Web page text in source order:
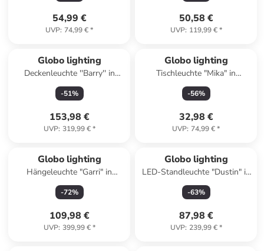
54,99 €
UVP: 74,99 €*
50,58 €
UVP: 119,99 €*
Globo lighting
Deckenleuchte ''Barry'' in
Braun/ Schwarz - (B)74 x
(H)18 x (T)32,5 cm
-51%
153,98 €
UVP: 319,99 €*
Globo lighting
Tischleuchte "Mika" in
Hellbraun/ Gold - (H)25 x Ø
20 cm
-56%
32,98 €
UVP: 74,99 €*
Globo lighting
Hängeleuchte "Garri" in
Schwarz - (L)107 x (B)16 x
(H)120 cm
-72%
109,98 €
UVP: 399,99 €*
Globo lighting
LED-Standleuchte "Dustin" in
Schwarz/ Hellbraun - (L)30,7
x (B)18 x (H)103 cm
-63%
87,98 €
UVP: 239,99 €*